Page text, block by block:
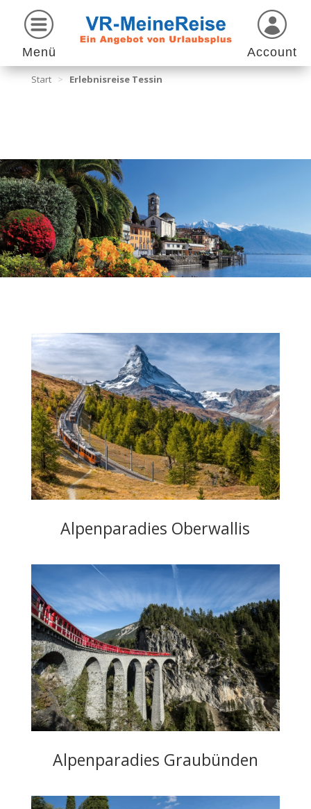
Menü Account
Start > Erlebnisreise Tessin
Alpenparadies Oberwallis
Alpenparadies Graubünden